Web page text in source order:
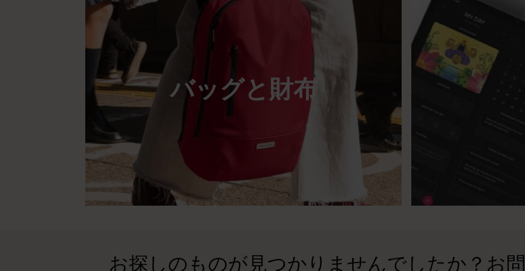
バッグと財布
お探しのものが見つかりませんでしたか？お